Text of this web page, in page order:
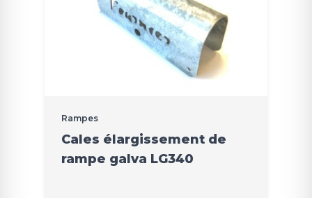
Rampes
Cales élargissement de
rampe galva LG340